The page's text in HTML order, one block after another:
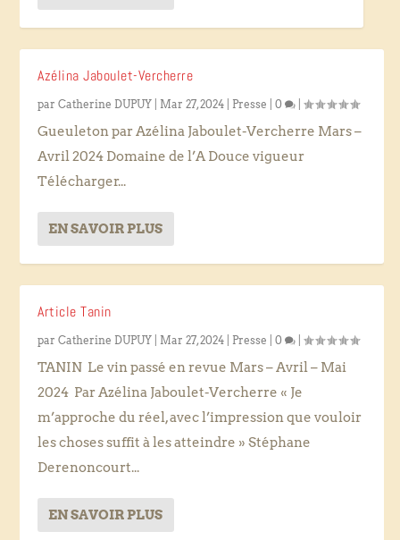
Azélina Jaboulet-Vercherre
parCatherine DUPUY Mar 27, 2024 Presse |0 |
Gueuleton par Azélina Jaboulet-Vercherre Mars –
Avril 2024 Domaine de l’A Douce vigueur
Télécharger...
EN SAVOIR PLUS
Article Tanin
parCatherine DUPUY Mar 27, 2024 Presse |0 |
TANIN Le vin passé en revue Mars – Avril – Mai
2024 Par Azélina Jaboulet-Vercherre « Je
m’approche du réel, avec l’impression que vouloir
les choses suffit à les atteindre » Stéphane
Derenoncourt...
EN SAVOIR PLUS